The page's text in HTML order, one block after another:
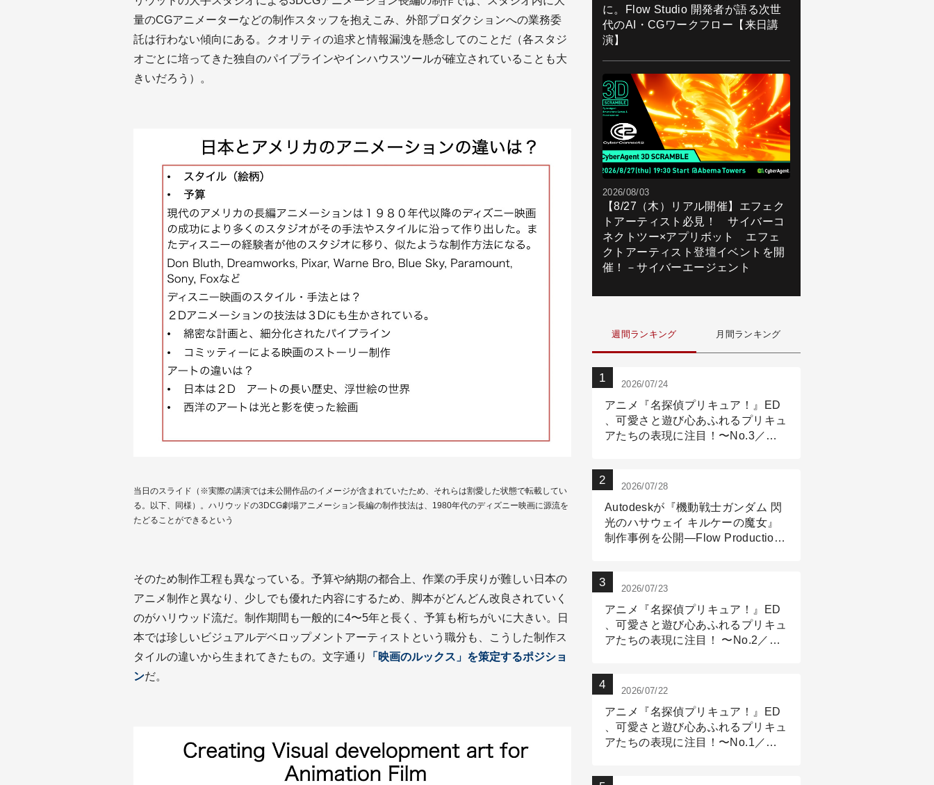
量のCGアニメーターなどの制作スタッフを抱えこみ、外部プロダクションへの業務委
託は行わない傾向にある。クオリティの追求と情報漏洩を懸念してのことだ（各スタジ
オごとに培ってきた独自のパイプラインやインハウスツールが確立されていることも大
きいだろう）。
当日のスライド（※実際の講演では未公開作品のイメージが含まれていたため、それらは割愛した状態で転載してい
る。以下、同様）。ハリウッドの3DCG劇場アニメーション長編の制作技法は、1980年代のディズニー映画に源流を
たどることができるという
そのため制作工程も異なっている。予算や納期の都合上、作業の手戻りが難しい日本の
アニメ制作と異なり、少しでも優れた内容にするため、脚本がどんどん改良されていく
のがハリウッド流だ。制作期間も一般的に4〜5年と長く、予算も桁ちがいに大きい。日
本では珍しいビジュアルデベロップメントアーティストという職分も、こうした制作ス
タイルの違いから生まれてきたもの。文字通り
「映画のルックス」を策定するポジショ
ンだ。
に。Flow Studio 開発者が語る次世
代のAI・CGワークフロー【来日講
演】
2026/08/03
【8/27（木）リアル開催】エフェク
トアーティスト必見！ サイバーコ
ネクトツー×アプリボット エフェ
クトアーティスト登壇イベントを開
催！－サイバーエージェント
週間ランキング 月間ランキング
2026/07/24
アニメ『名探偵プリキュア！』ED
、可愛さと遊び心あふれるプリキュ
アたちの表現に注目！〜No.3／ア
2026/07/28
Autodeskが『機動戦士ガンダム 閃
光のハサウェイ キルケーの魔女』
制作事例を公開―Flow Production
2026/07/23
アニメ『名探偵プリキュア！』ED
、可愛さと遊び心あふれるプリキュ
アたちの表現に注目！ 〜No.2／モ
2026/07/22
アニメ『名探偵プリキュア！』ED
、可愛さと遊び心あふれるプリキュ
アたちの表現に注目！〜No.1／演